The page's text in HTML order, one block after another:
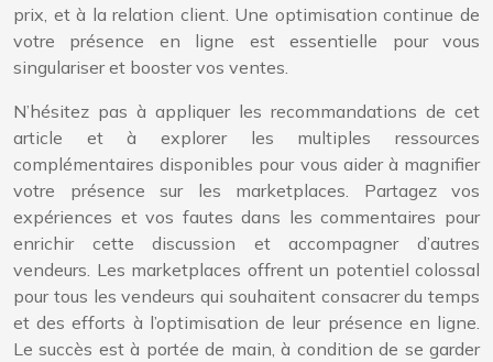
prix, et à la relation client. Une optimisation continue de
votre présence en ligne est essentielle pour vous
singulariser et booster vos ventes.
N’hésitez pas à appliquer les recommandations de cet
article et à explorer les multiples ressources
complémentaires disponibles pour vous aider à magnifier
votre présence sur les marketplaces. Partagez vos
expériences et vos fautes dans les commentaires pour
enrichir cette discussion et accompagner d’autres
vendeurs. Les marketplaces offrent un potentiel colossal
pour tous les vendeurs qui souhaitent consacrer du temps
et des efforts à l’optimisation de leur présence en ligne.
Le succès est à portée de main, à condition de se garder